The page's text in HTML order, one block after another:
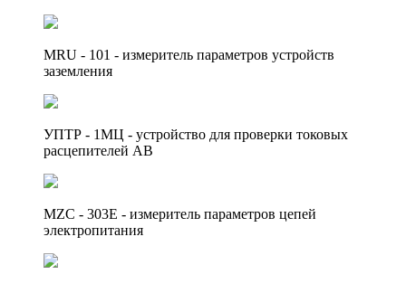
MRU - 101 - измеритель параметров устройств
заземления
УПТР - 1МЦ - устройство для проверки токовых
расцепителей АВ
MZC - 303E - измеритель параметров цепей
электропитания